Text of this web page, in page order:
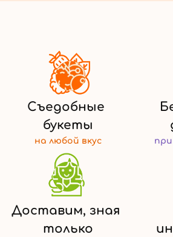
Съедобные
букеты
на любой вкус при
Доставим, зная
только